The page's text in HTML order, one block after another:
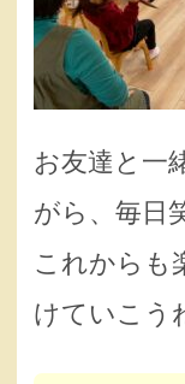
お友達と一
がら、毎日
これからも
けていこう